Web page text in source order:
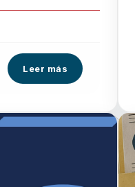
Leer más